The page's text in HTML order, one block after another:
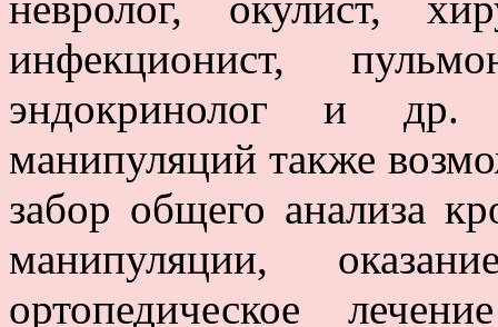
инфекционист,
эндокринолог и др.
манипуляций также
забор общего анализа
манипуляции,
ортопедическое